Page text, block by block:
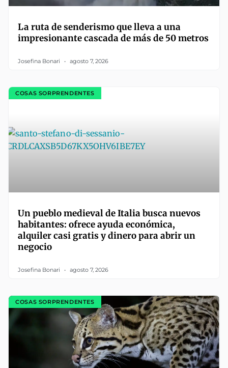
La ruta de senderismo que lleva a una
impresionante cascada de más de 50 metros
Josefina Bonari agosto 7, 2026
COSAS SORPRENDENTES
Un pueblo medieval de Italia busca nuevos
habitantes: ofrece ayuda económica,
alquiler casi gratis y dinero para abrir un
negocio
Josefina Bonari agosto 7, 2026
COSAS SORPRENDENTES